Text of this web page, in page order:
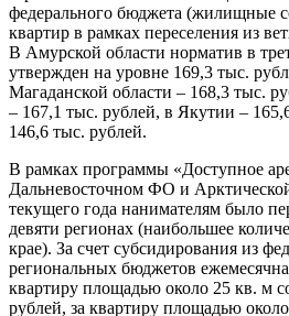
федерального бюджета (жилищные
квартир в рамках переселения из
В Амурской области норматив в
утвержден на уровне 169,3 тыс.
Магаданской области – 168,3 тыс.
– 167,1 тыс. рублей, в Якутии –
146,6 тыс. рублей.
В рамках программы «Доступное
Дальневосточном ФО и
текущего года нанимателям было
девяти регионах (наибольшее
крае). За счет субсидирования из
региональных бюджетов
квартиру площадью около 25 кв. м
рублей, за квартиру площадью